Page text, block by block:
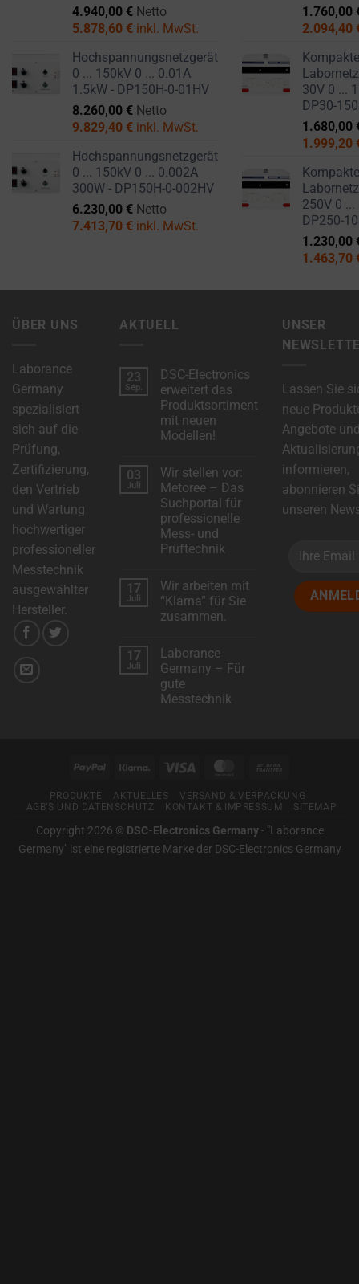
4.940,00 € Netto
5.878,60 € inkl. MwSt.
Hochspannungsnetzgerät
0 ... 150kV 0 ... 0.01A
1.5kW - DP150H-0-01HV
8.260,00 € Netto
9.829,40 € inkl. MwSt.
Hochspannungsnetzgerät
0 ... 150kV 0 ... 0.002A
300W - DP150H-0-002HV
6.230,00 € Netto
7.413,70 € inkl. MwSt.
1.760,00
2.094,40
30V 0 ...
DP30-
1.680,00
1.999,20
250V 0 ...
DP250-
1.230,00
1.463,70
ÜBER UNS
Laborance
Germany
spezialisiert
sich auf die
Prüfung,
Zertifizierung,
den Vertrieb
und Wartung
hochwertiger
professioneller
Messtechnik
ausgewählter
Hersteller.
AKTUELL
23
Sep.
DSC-Electronics
erweitert das
Produktsortiment
mit neuen
Modellen!
zu
DSC-
Electronics
erweitert
das
Produktsortiment
mit
neuen
Modellen!
03
Juli
Wir stellen vor:
Metoree – Das
Suchportal für
professionelle
Mess- und
Prüftechnik
zu
Wir
stellen
vor:
Das
Suchportal
für
professionelle
Mess-
und
17
Juli
Wir arbeiten mit
“Klarna” für Sie
zusammen.
Wir
arbeiten
mit
“Klarna”
für
17
Juli
Laborance
Germany – Für
gute
Messtechnik
Messtechnik
UNSER
Lassen Sie
neue
Angebote
informieren,
abonnieren
unseren
PayPal Klarna Visa MasterCard
PRODUKTE AKTUELLES
VERSAND & VERPACKUNG
AGB’S UND DATENSCHUTZ
KONTAKT & IMPRESSUM SITEMAP
Copyright 2026 © DSC-Electronics Germany- "Laborance
Germany" ist eine registrierte Marke der DSC-Electronics Germany